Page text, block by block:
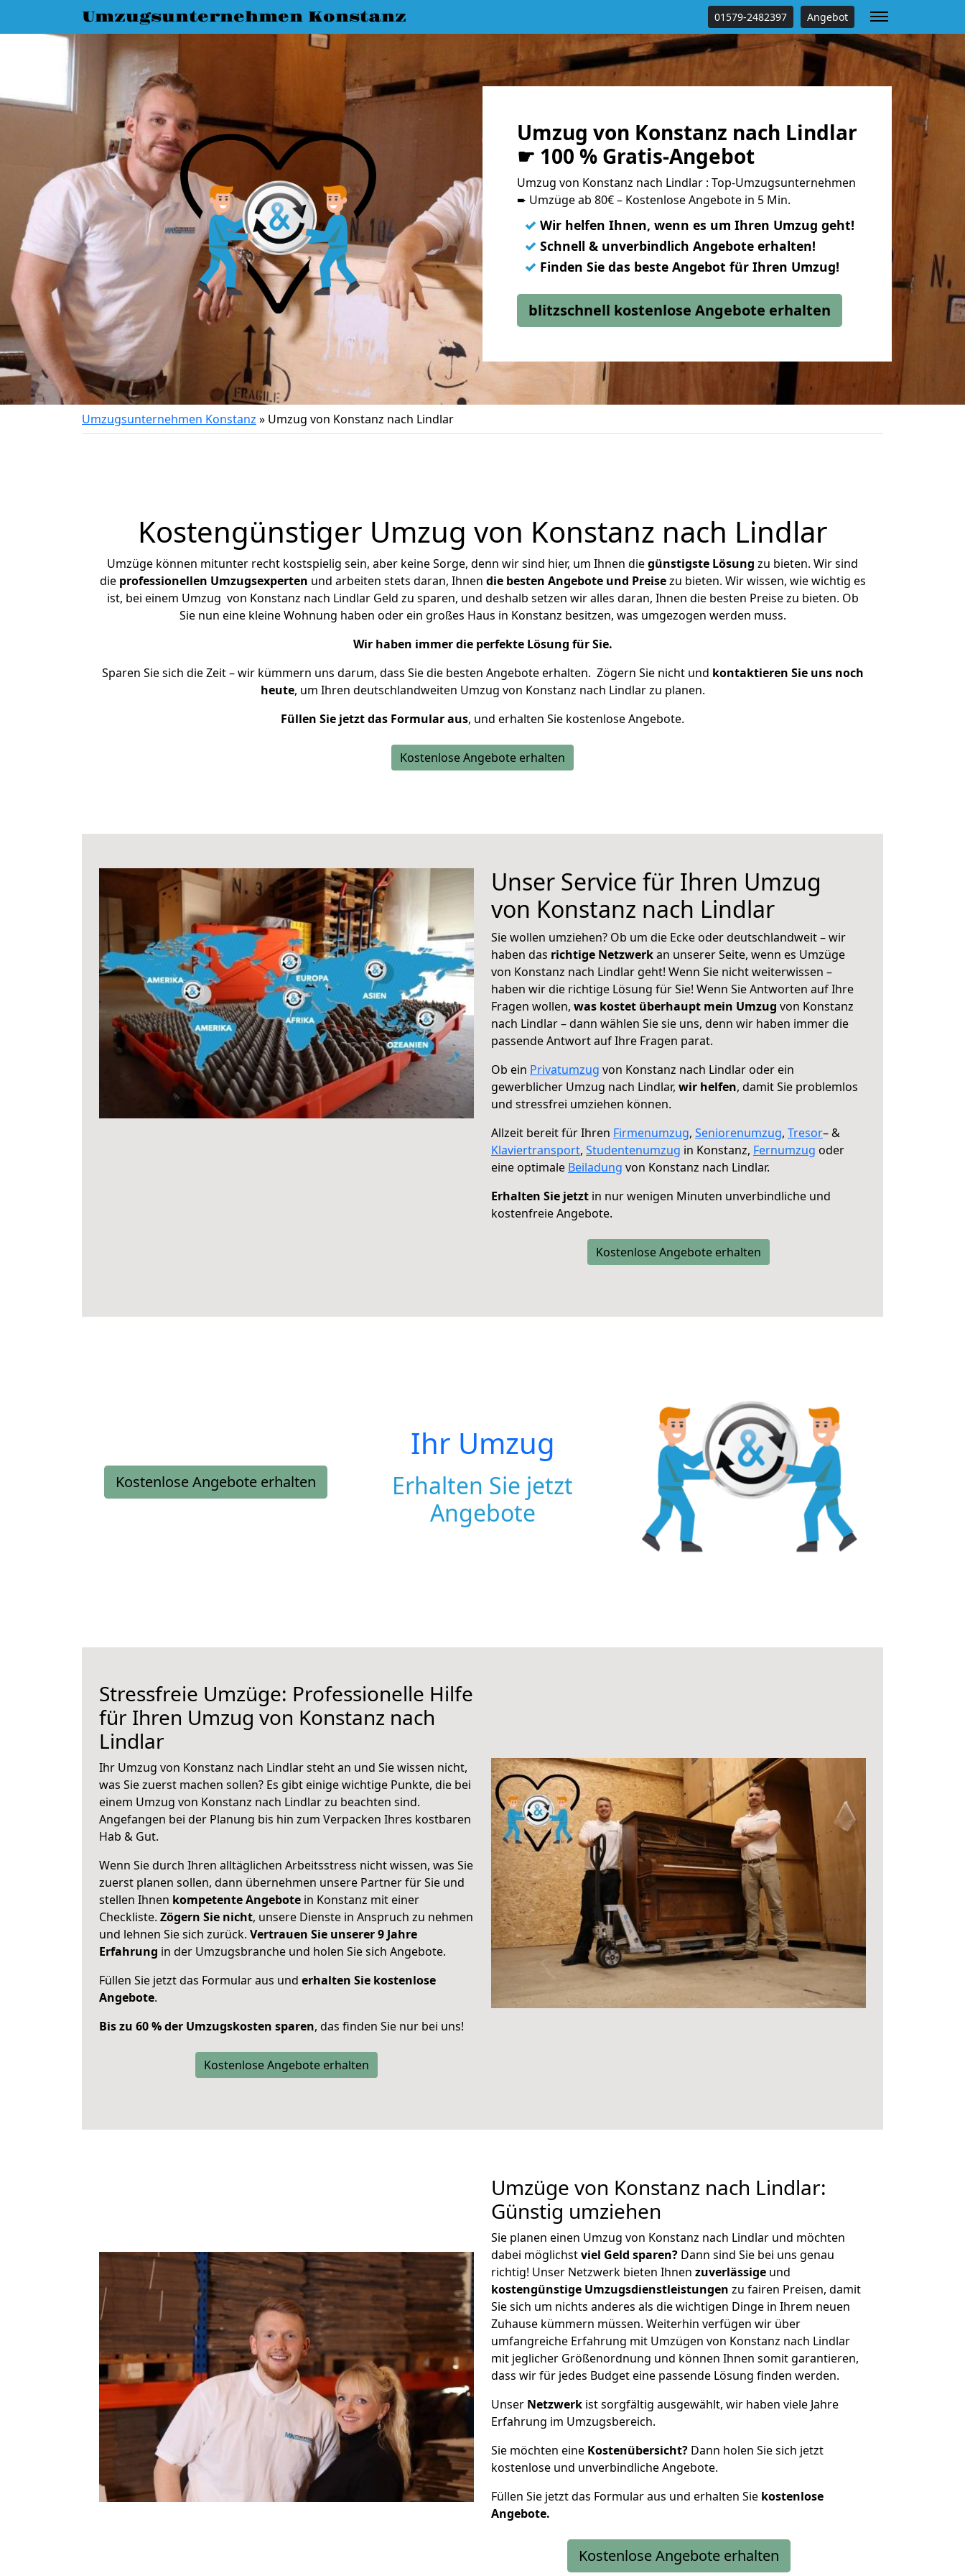
Umzugsunternehmen Konstanz 01579-2482397 Angebot
Umzug von Konstanz nach Lindlar
☛ 100 % Gratis-Angebot
Umzug von Konstanz nach Lindlar : Top-Umzugsunternehmen
➨ Umzüge ab 80€ – Kostenlose Angebote in 5 Min.
✓ Wir helfen Ihnen, wenn es um Ihren Umzug geht!
✓ Schnell & unverbindlich Angebote erhalten!
✓ Finden Sie das beste Angebot für Ihren Umzug!
blitzschnell kostenlose Angebote erhalten
Umzugsunternehmen Konstanz » Umzug von Konstanz nach Lindlar
Kostengünstiger Umzug von Konstanz nach Lindlar
Umzüge können mitunter recht kostspielig sein, aber keine Sorge, denn wir sind hier, um Ihnen diegünstigste Lösung zu bieten. Wir sind
die professionellen Umzugsexperten und arbeiten stets daran, Ihnen die besten Angebote und Preisezu bieten. Wir wissen, wie wichtig es
ist, bei einem Umzug von Konstanz nach Lindlar Geld zu sparen, und deshalb setzen wir alles daran, Ihnen die besten Preise zu bieten. Ob
Sie nun eine kleine Wohnung haben oder ein großes Haus in Konstanz besitzen, was umgezogen werden muss.
Wir haben immer die perfekte Lösung für Sie.
Sparen Sie sich die Zeit – wir kümmern uns darum, dass Sie die besten Angebote erhalten. Zögern Sie nicht und kontaktieren Sie uns noch
heute, um Ihren deutschlandweiten Umzug von Konstanz nach Lindlar zu planen.
Füllen Sie jetzt das Formular aus, und erhalten Sie kostenlose Angebote.
Kostenlose Angebote erhalten
Unser Service für Ihren Umzug
von Konstanz nach Lindlar
Sie wollen umziehen? Ob um die Ecke oder deutschlandweit – wir
haben das richtige Netzwerkan unserer Seite, wenn es Umzüge
von Konstanz nach Lindlar geht! Wenn Sie nicht weiterwissen –
haben wir die richtige Lösung für Sie! Wenn Sie Antworten auf Ihre
Fragen wollen, was kostet überhaupt mein Umzug von Konstanz
nach Lindlar – dann wählen Sie sie uns, denn wir haben immer die
passende Antwort auf Ihre Fragen parat.
Ob ein Privatumzug von Konstanz nach Lindlar oder ein
gewerblicher Umzug nach Lindlar, wir helfen, damit Sie problemlos
und stressfrei umziehen können.
Allzeit bereit für Ihren Firmenumzug, Seniorenumzug, Tresor– &
Klaviertransport, Studentenumzug in Konstanz, Fernumzug oder
eine optimale Beiladung von Konstanz nach Lindlar.
Erhalten Sie jetzt in nur wenigen Minuten unverbindliche und
kostenfreie Angebote.
Kostenlose Angebote erhalten
Kostenlose Angebote erhalten
Ihr Umzug
Erhalten Sie jetzt
Angebote
Stressfreie Umzüge: Professionelle Hilfe
für Ihren Umzug von Konstanz nach
Lindlar
Ihr Umzug von Konstanz nach Lindlar steht an und Sie wissen nicht,
was Sie zuerst machen sollen? Es gibt einige wichtige Punkte, die bei
einem Umzug von Konstanz nach Lindlar zu beachten sind.
Angefangen bei der Planung bis hin zum Verpacken Ihres kostbaren
Hab & Gut.
Wenn Sie durch Ihren alltäglichen Arbeitsstress nicht wissen, was Sie
zuerst planen sollen, dann übernehmen unsere Partner für Sie und
stellen Ihnen kompetente Angebote in Konstanz mit einer
Checkliste. Zögern Sie nicht, unsere Dienste in Anspruch zu nehmen
und lehnen Sie sich zurück. Vertrauen Sie unserer 9 Jahre
Erfahrung in der Umzugsbranche und holen Sie sich Angebote.
Füllen Sie jetzt das Formular aus und erhalten Sie kostenlose
Angebote.
Bis zu 60 % der Umzugskosten sparen, das finden Sie nur bei uns!
Kostenlose Angebote erhalten
Umzüge von Konstanz nach Lindlar:
Günstig umziehen
Sie planen einen Umzug von Konstanz nach Lindlar und möchten
dabei möglichstviel Geld sparen? Dann sind Sie bei uns genau
richtig! Unser Netzwerk bieten Ihnen zuverlässige und
kostengünstige Umzugsdienstleistungen zu fairen Preisen, damit
Sie sich um nichts anderes als die wichtigen Dinge in Ihrem neuen
Zuhause kümmern müssen. Weiterhin verfügen wir über
umfangreiche Erfahrung mit Umzügen von Konstanz nach Lindlar
mit jeglicher Größenordnung und können Ihnen somit garantieren,
dass wir für jedes Budget eine passende Lösung finden werden.
Unser Netzwerk ist sorgfältig ausgewählt, wir haben viele Jahre
Erfahrung im Umzugsbereich.
Sie möchten eine Kostenübersicht? Dann holen Sie sich jetzt
kostenlose und unverbindliche Angebote.
Füllen Sie jetzt das Formular aus und erhalten Sie kostenlose
Angebote.
Kostenlose Angebote erhalten